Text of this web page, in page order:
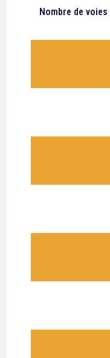
Nombre de voies